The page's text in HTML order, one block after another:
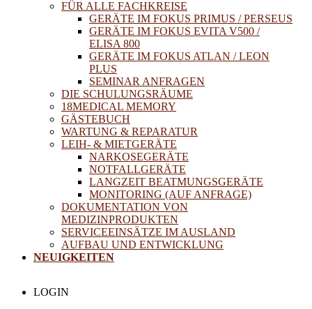
FÜR ALLE FACHKREISE
GERÄTE IM FOKUS PRIMUS / PERSEUS
GERÄTE IM FOKUS EVITA V500 /
ELISA 800
GERÄTE IM FOKUS ATLAN / LEON
PLUS
SEMINAR ANFRAGEN
DIE SCHULUNGSRÄUME
18MEDICAL MEMORY
GÄSTEBUCH
WARTUNG & REPARATUR
LEIH- & MIETGERÄTE
NARKOSEGERÄTE
NOTFALLGERÄTE
LANGZEIT BEATMUNGSGERÄTE
MONITORING (AUF ANFRAGE)
DOKUMENTATION VON
MEDIZINPRODUKTEN
SERVICEEINSÄTZE IM AUSLAND
AUFBAU UND ENTWICKLUNG
NEUIGKEITEN
LOGIN